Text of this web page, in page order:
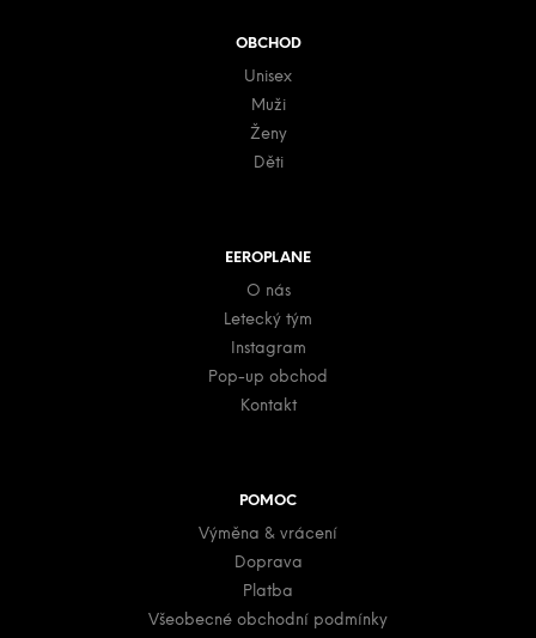
OBCHOD
Unisex
Muži
Ženy
Děti
EEROPLANE
O nás
Letecký tým
Instagram
Pop-up obchod
Kontakt
POMOC
Výměna & vrácení
Doprava
Platba
Všeobecné obchodní podmínky